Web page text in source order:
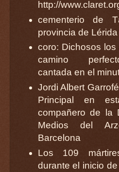
http://
cementerio de
provincia de Lérida
coro: Dichosos los
camino
cantada en el
Jordi Albert
Principal en
compañero de la
Medios del
Barcelona
Los 109
durante el inicio